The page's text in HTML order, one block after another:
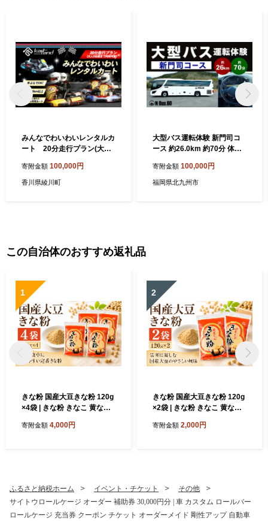
みんなでわいわいレンタルカ
ート 20分走行プラン(大人5
ット レジャー サーキット レ
ーシング 子供 最高速度60～
寄附金額 100,000円
香川県綾川町
大型バス運転体験 新門司コ
ース 約26.0km 約70分 体験
車 大型免許 大型 道路 交通
公道 走行 チケット
寄附金額 100,000円
福岡県北九州市
この自治体のおすすめ返礼品
1
きな粉 国産大豆きな粉 120g
×4袋 | きな粉 きなこ 黄な粉
んぱく質 タンパク質 食物繊
づくり 国産 大豆製品 和食 朝
食 おやつ 餅 ヨーグルト モチ
牛乳 トースト 保存 おすすめ
オススメ 人気 富士食糧 埼玉
寄附金額 4,000円
2
きな粉 国産大豆きな粉 120g
×2袋 | きな粉 きなこ 黄な粉
んぱく質 タンパク質 食物繊
づくり 国産 大豆製品 和食 朝
食 おやつ 餅 ヨーグルト モチ
牛乳 トースト 保存 おすすめ
オススメ 人気 富士食糧 埼玉
寄附金額 2,000円
ふるさと納税ホーム イベント・チケット
その他
サイトウロールケージ オーダー 補助券 30,000円分 | 車 カスタム ロールバー
ロールケージ 充当券 クーポン チケット オーダーメイド 剛性アップ 自動車